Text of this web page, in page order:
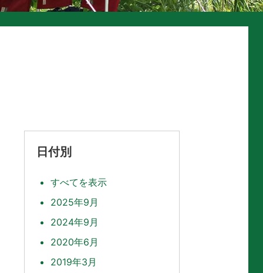
日付別
すべてを表示
2025年9月
2024年9月
2020年6月
2019年3月